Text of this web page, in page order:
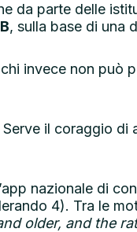
da parte delle
, sulla base di una
invece non può
il coraggio
nazionale di
4). Tra le
older, and the